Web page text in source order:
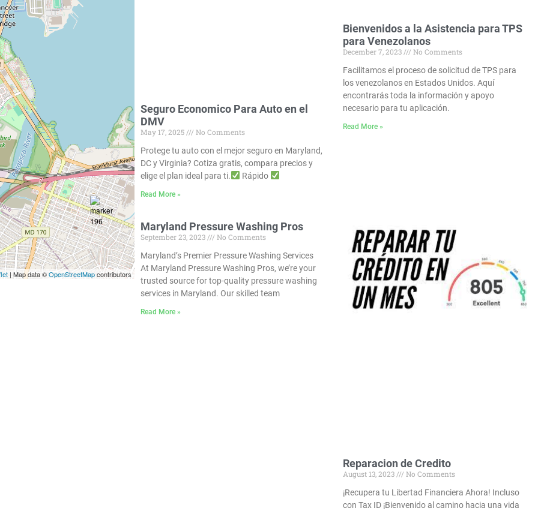
| Map data ©OpenStreetMapcontributors
Seguro Economico Para Auto en el
DMV
May 17, 2025
No Comments
Protege tu auto con el mejor seguro en Maryland,
DC y Virginia? Cotiza gratis, compara precios y
elige el plan ideal para ti.
Rápido
Read More »
Bienvenidos a la Asistencia para TPS
para Venezolanos
December 7, 2023
No Comments
Facilitamos el proceso de solicitud de TPS para
los venezolanos en Estados Unidos. Aquí
encontrarás toda la información y apoyo
necesario para tu aplicación.
Read More »
Maryland Pressure Washing Pros
September 23, 2023
No Comments
Maryland’s Premier Pressure Washing Services
At Maryland Pressure Washing Pros, we’re your
trusted source for top-quality pressure washing
services in Maryland. Our skilled team
Read More »
Reparacion de Credito
August 13, 2023
No Comments
¡Recupera tu Libertad Financiera Ahora! Incluso
con Tax ID ¡Bienvenido al camino hacia una vida